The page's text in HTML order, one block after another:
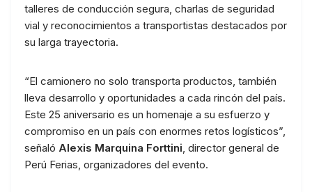
talleres de conducción segura, charlas de seguridad
vial y reconocimientos a transportistas destacados por
su larga trayectoria.
“El camionero no solo transporta productos, también
lleva desarrollo y oportunidades a cada rincón del país.
Este 25 aniversario es un homenaje a su esfuerzo y
compromiso en un país con enormes retos logísticos”,
señaló Alexis Marquina Forttini, director general de
Perú Ferias, organizadores del evento.